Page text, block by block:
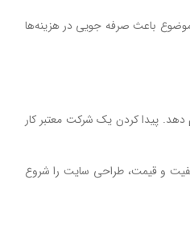
باعث صرفه جویی در هزینه‌ها
دهد. پیدا کردن یک شرکت معتبر کار
و قیمت، طراحی سایت را شروع